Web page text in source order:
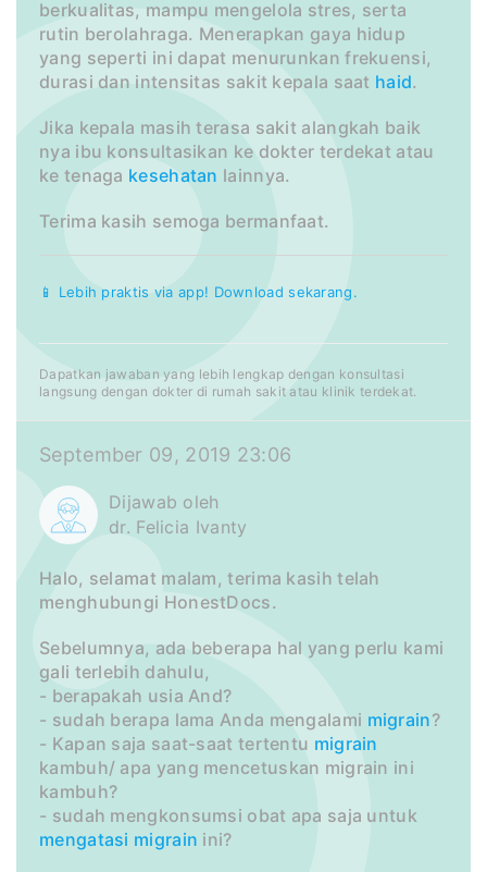
berkualitas, mampu mengelola stres, serta
rutin berolahraga. Menerapkan gaya hidup
yang seperti ini dapat menurunkan frekuensi,
durasi dan intensitas sakit kepala saat haid.
Jika kepala masih terasa sakit alangkah baik
nya ibu konsultasikan ke dokter terdekat atau
ke tenaga kesehatan lainnya.
Terima kasih semoga bermanfaat.
📱 Lebih praktis via app! Download sekarang.
Dapatkan jawaban yang lebih lengkap dengan konsultasi
langsung dengan dokter di rumah sakit atau klinik terdekat.
September 09, 2019 23:06
Dijawab oleh
dr. Felicia Ivanty
Halo,‭ ‬selamat malam,‭ ‬terima kasih telah
menghubungi HonestDocs.
Sebelumnya, ‬ada beberapa hal yang perlu kami
gali terlebih dahulu,
- berapakah usia And?
- sudah berapa lama Anda mengalami migrain?
- Kapan saja saat-saat tertentu migrain
kambuh/ apa yang mencetuskan migrain ini
kambuh?
- sudah mengkonsumsi obat apa saja untuk
mengatasi migrain ini?